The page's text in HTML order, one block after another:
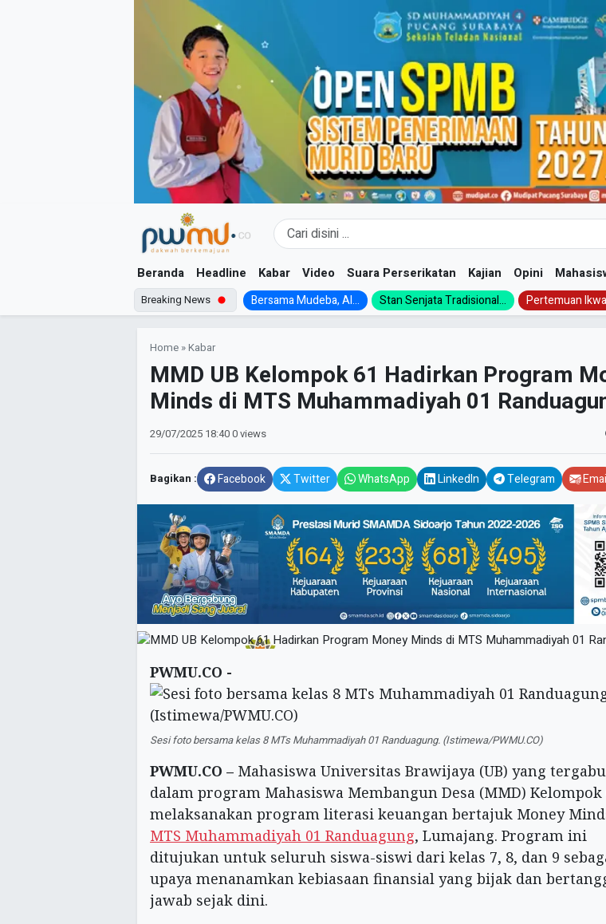
Beranda Headline Kabar Video Suara Perserikatan Kajian Opini
Breaking News Bersama Mudeba, Al... Stan Senjata Tradisional... Pertemuan
Home »Kabar
MMD UB Kelompok 61 Hadirkan Program
Minds di MTS Muhammadiyah 01
29/07/2025 18:400 views
Bagikan : Facebook Twitter WhatsApp LinkedIn Telegram
PWMU.CO -
Sesi foto bersama kelas 8 MTs Muhammadiyah 01 Randuagung. (Istimewa/PWMU.CO)
PWMU.CO – Mahasiswa Universitas Brawijaya (UB) yang
dalam program Mahasiswa Membangun Desa (MMD) Kelompok
melaksanakan program literasi keuangan bertajuk Money
MTS Muhammadiyah 01 Randuagung, Lumajang. Program ini
ditujukan untuk seluruh siswa-siswi dari kelas 7, 8, dan 9
upaya menanamkan kebiasaan finansial yang bijak dan
jawab sejak dini.